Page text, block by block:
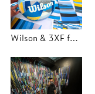
Wilson & 3XF festival - Trajectoire Studio